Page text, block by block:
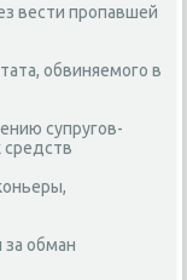
вести пропавшей
обвиняемого в
супругов-
обман